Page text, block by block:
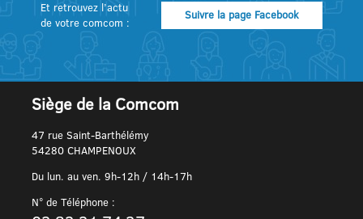
Et retrouvez l’actu
de votre comcom :
Suivre la page Facebook
Siège de la Comcom
47 rue Saint-Barthélémy
54280 CHAMPENOUX
Du lun. au ven. 9h-12h / 14h-17h
N° de Téléphone :